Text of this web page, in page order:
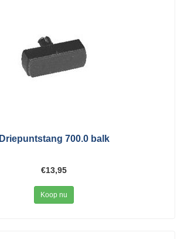
Driepuntstang 700.0 balk
€13,95
Koop nu